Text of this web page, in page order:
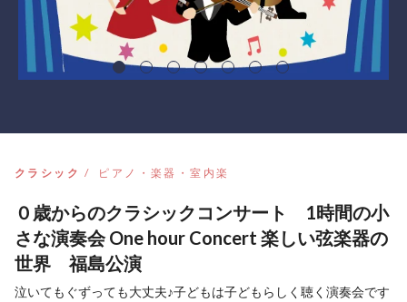
クラシック ピアノ・楽器・室内楽
０歳からのクラシックコンサート 1時間の小
さな演奏会 One hour Concert 楽しい弦楽器の
世界 福島公演
泣いてもぐずっても大丈夫♪子どもは子どもらしく聴く演奏会です